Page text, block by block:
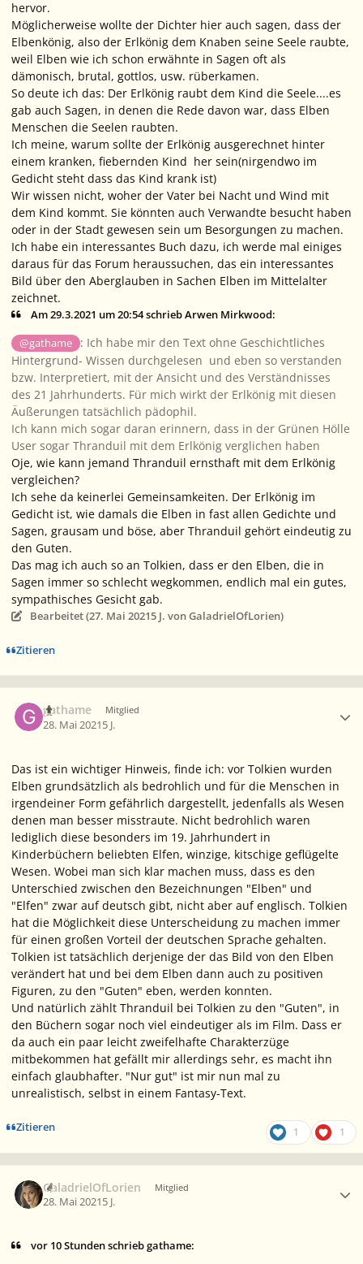
hervor.
Möglicherweise wollte der Dichter hier auch sagen, dass der
Elbenkönig, also der Erlkönig dem Knaben seine Seele raubte,
weil Elben wie ich schon erwähnte in Sagen oft als
dämonisch, brutal, gottlos, usw. rüberkamen.
So deute ich das: Der Erlkönig raubt dem Kind die Seele....es
gab auch Sagen, in denen die Rede davon war, dass Elben
Menschen die Seelen raubten.
Ich meine, warum sollte der Erlkönig ausgerechnet hinter
einem kranken, fiebernden Kind her sein(nirgendwo im
Gedicht steht dass das Kind krank ist)
Wir wissen nicht, woher der Vater bei Nacht und Wind mit
dem Kind kommt. Sie könnten auch Verwandte besucht haben
oder in der Stadt gewesen sein um Besorgungen zu machen.
Ich habe ein interessantes Buch dazu, ich werde mal einiges
daraus für das Forum heraussuchen, das ein interessantes
Bild über den Aberglauben in Sachen Elben im Mittelalter
zeichnet.
Am 29.3.2021 um 20:54 schrieb Arwen Mirkwood:
@gathame
: Ich habe mir den Text ohne Geschichtliches
Hintergrund- Wissen durchgelesen und eben so verstanden
bzw. Interpretiert, mit der Ansicht und des Verständnisses
des 21 Jahrhunderts. Für mich wirkt der Erlkönig mit diesen
Äußerungen tatsächlich pädophil.
Ich kann mich sogar daran erinnern, dass in der Grünen Hölle
User sogar Thranduil mit dem Erlkönig verglichen haben
Oje, wie kann jemand Thranduil ernsthaft mit dem Erlkönig
vergleichen?
Ich sehe da keinerlei Gemeinsamkeiten. Der Erlkönig im
Gedicht ist, wie damals die Elben in fast allen Gedichte und
Sagen, grausam und böse, aber Thranduil gehört eindeutig zu
den Guten.
Das mag ich auch so an Tolkien, dass er den Elben, die in
Sagen immer so schlecht wegkommen, endlich mal ein gutes,
sympathisches Gesicht gab.
Bearbeitet (27. Mai 20215 J. von GaladrielOfLorien)
Zitieren
gathame Mitglied
28. Mai 20215 J.
Das ist ein wichtiger Hinweis, finde ich: vor Tolkien wurden
Elben grundsätzlich als bedrohlich und für die Menschen in
irgendeiner Form gefährlich dargestellt, jedenfalls als Wesen
denen man besser misstraute. Nicht bedrohlich waren
lediglich diese besonders im 19. Jahrhundert in
Kinderbüchern beliebten Elfen, winzige, kitschige geflügelte
Wesen. Wobei man sich klar machen muss, dass es den
Unterschied zwischen den Bezeichnungen "Elben" und
"Elfen" zwar auf deutsch gibt, nicht aber auf englisch. Tolkien
hat die Möglichkeit diese Unterscheidung zu machen immer
für einen großen Vorteil der deutschen Sprache gehalten.
Tolkien ist tatsächlich derjenige der das Bild von den Elben
verändert hat und bei dem Elben dann auch zu positiven
Figuren, zu den "Guten" eben, werden konnten.
Und natürlich zählt Thranduil bei Tolkien zu den "Guten", in
den Büchern sogar noch viel eindeutiger als im Film. Dass er
da auch ein paar leicht zweifelhafte Charakterzüge
mitbekommen hat gefällt mir allerdings sehr, es macht ihn
einfach glaubhafter. "Nur gut" ist mir nun mal zu
unrealistisch, selbst in einem Fantasy-Text.
Zitieren 1 1
GaladrielOfLorien Mitglied
28. Mai 20215 J.
vor 10 Stunden schrieb gathame: